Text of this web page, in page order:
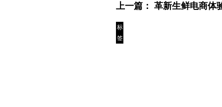
上一篇： 革新生鲜电商体
标
签